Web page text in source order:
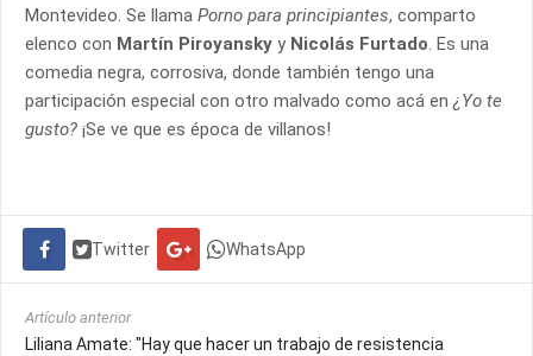
Montevideo. Se llama Porno para principiantes, comparto
elenco con Martín Piroyansky y Nicolás Furtado. Es una
comedia negra, corrosiva, donde también tengo una
participación especial con otro malvado como acá en ¿Yo te
gusto? ¡Se ve que es época de villanos!
Twitter WhatsApp
Artículo anterior
Liliana Amate: "Hay que hacer un trabajo de resistencia